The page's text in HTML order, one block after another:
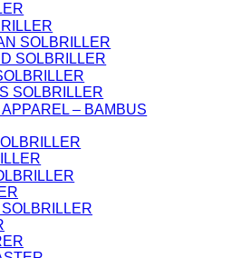
SOLBRILLER
SOLBRILLER
SOLBRILLER
– BAMBUS